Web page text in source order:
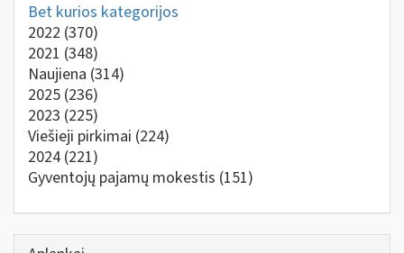
Bet kurios kategorijos
2022 (370)
2021 (348)
Naujiena (314)
2025 (236)
2023 (225)
Viešieji pirkimai (224)
2024 (221)
Gyventojų pajamų mokestis (151)